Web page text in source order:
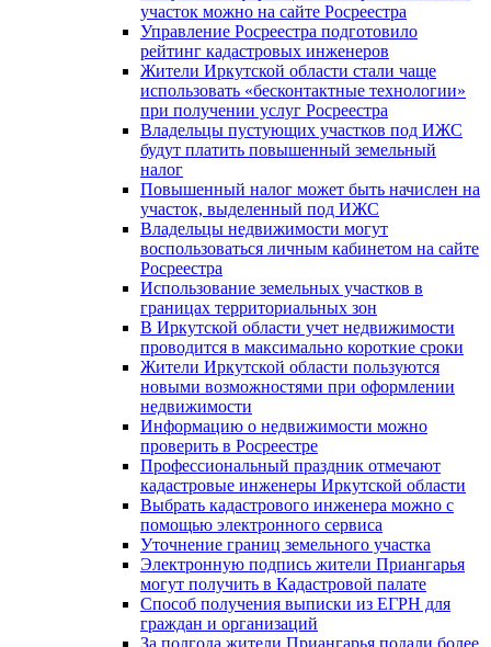
участок можно на сайте Росреестра
Управление Росреестра подготовило
рейтинг кадастровых инженеров
Жители Иркутской области стали чаще
использовать «бесконтактные технологии»
при получении услуг Росреестра
Владельцы пустующих участков под ИЖС
будут платить повышенный земельный
налог
Повышенный налог может быть начислен на
участок, выделенный под ИЖС
Владельцы недвижимости могут
воспользоваться личным кабинетом на сайте
Росреестра
Использование земельных участков в
границах территориальных зон
В Иркутской области учет недвижимости
проводится в максимально короткие сроки
Жители Иркутской области пользуются
новыми возможностями при оформлении
недвижимости
Информацию о недвижимости можно
проверить в Росреестре
Профессиональный праздник отмечают
кадастровые инженеры Иркутской области
Выбрать кадастрового инженера можно с
помощью электронного сервиса
Уточнение границ земельного участка
Электронную подпись жители Приангарья
могут получить в Кадастровой палате
Способ получения выписки из ЕГРН для
граждан и организаций
За полгода жители Приангарья подали более